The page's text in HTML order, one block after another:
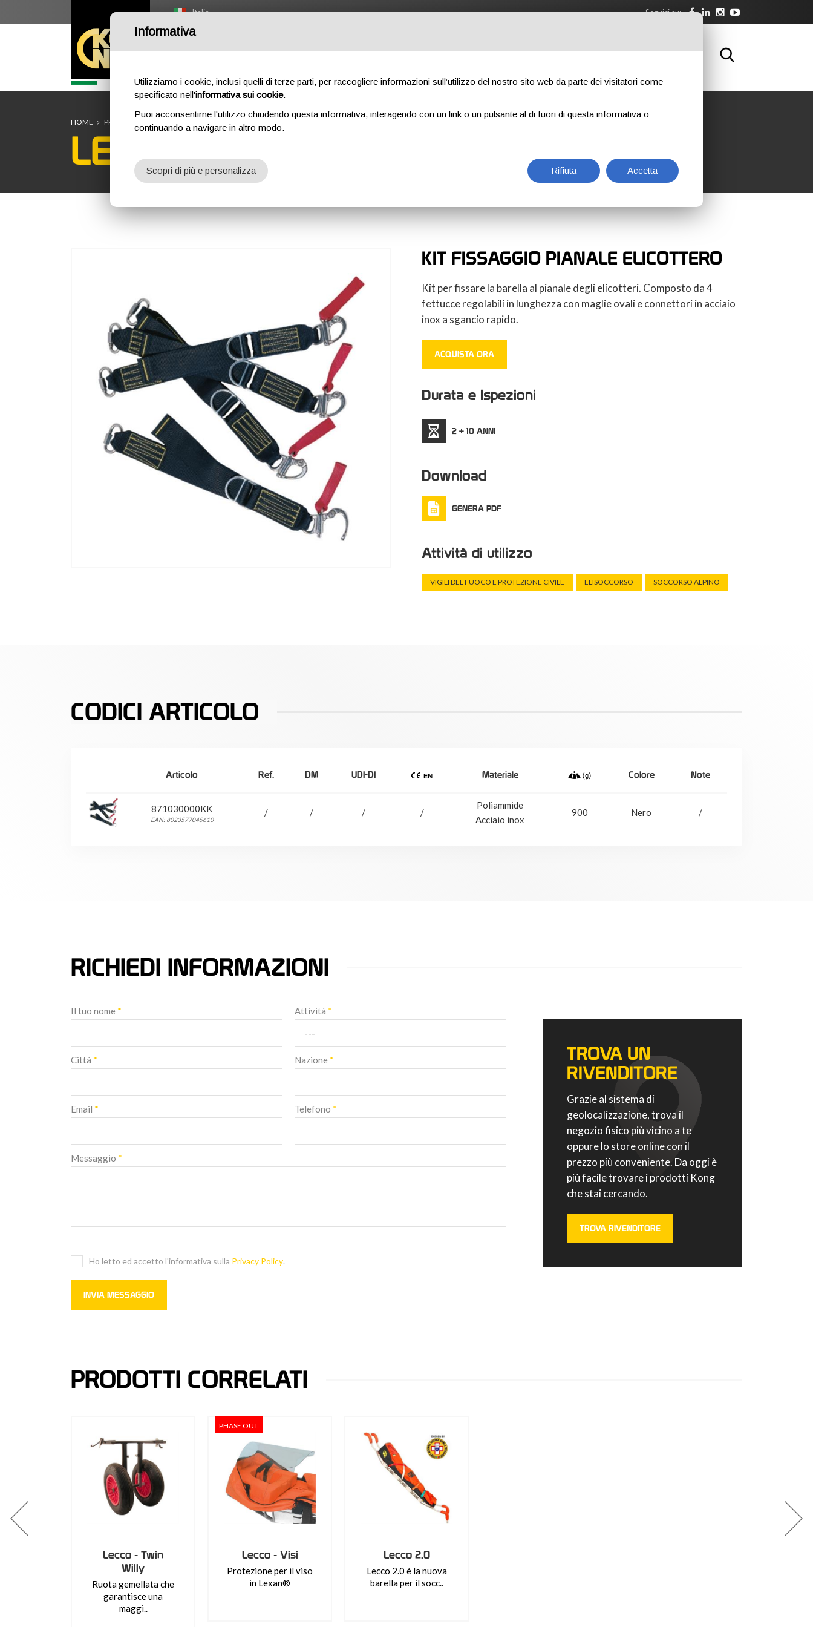
Italia Seguici su:
HOME OUTDOOR PROFESSIONAL COMPONENTI CHI SIAMO DOWNLOAD FORMAZIONE CONTATTI
HOME PROFESSIONAL ACCESSORI BARELLE LECCO - AQUARIUS
LECCO - AQUARIUS
KIT FISSAGGIO PIANALE ELICOTTERO
Kit per fissare la barella al pianale degli elicotteri. Composto da 4
fettucce regolabili in lunghezza con maglie ovali e connettori in acciaio
inox a sgancio rapido.
ACQUISTA ORA
Durata e Ispezioni
2 + 10 ANNI
Download
GENERA PDF
Attività di utilizzo
VIGILI DEL FUOCO E PROTEZIONE CIVILE ELISOCCORSO SOCCORSO ALPINO
CODICI ARTICOLO
Articolo Ref. DM UDI-DI Materiale Colore Note
871030000KK
EAN: 8023577045610
/ / / /
Poliammide
Acciaio inox
900 Nero /
RICHIEDI INFORMAZIONI
Il tuo nome * Attività *
Città * Nazione *
Email * Telefono *
Messaggio *
Ho letto ed accetto l'informativa sulla Privacy Policy.
TROVA UN
RIVENDITORE
Grazie al sistema di
geolocalizzazione, trova il
negozio fisico più vicino a te
oppure lo store online con il
prezzo più conveniente. Da oggi è
più facile trovare i prodotti Kong
che stai cercando.
TROVA RIVENDITORE
PRODOTTI CORRELATI
Lecco - Twin
Willy
Ruota gemellata che
garantisce una
maggi..
PHASE OUT
Lecco - Visi
Protezione per il viso
in Lexan®
Lecco 2.0
Lecco 2.0 è la nuova
barella per il socc..
Informativa
Utilizziamo i cookie, inclusi quelli di terze parti, per raccogliere informazioni sull’utilizzo del nostro sito web da parte dei visitatori come
specificato nell'informativa sui cookie.
Puoi acconsentirne l'utilizzo chiudendo questa informativa, interagendo con un link o un pulsante al di fuori di questa informativa o
continuando a navigare in altro modo.
Rifiuta Accetta
Scopri di più e personalizza